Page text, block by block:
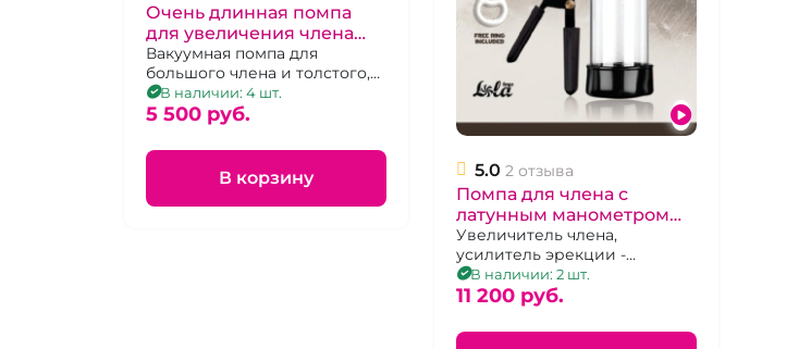
Очень длинная помпа
для увеличения члена
"Sex Expert" Much
Pleasure
Вакуумная помпа для
большого члена и толстого,
длина 280 мм, диаметр 65
мм, прозрачная
В наличии: 4 шт.
5 500 pуб.
В корзину 5.0 2 отзыва
Помпа для члена с
латунным манометром
"Discovery" Astronaut
Увеличитель члена,
усилитель эрекции -
мужская помпа с
металлическим создателем
В наличии: 2 шт.
11 200 pуб.